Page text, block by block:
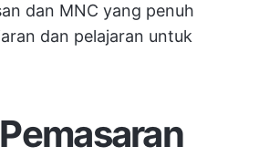
dan MNC yang penuh
dan pelajaran untuk